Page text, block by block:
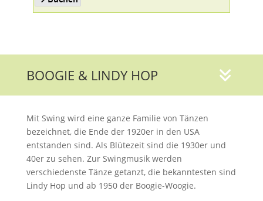
BOOGIE & LINDY HOP
Mit Swing wird eine ganze Familie von Tänzen
bezeichnet, die Ende der 1920er in den USA
entstanden sind. Als Blütezeit sind die 1930er und
40er zu sehen. Zur Swingmusik werden
verschiedenste Tänze getanzt, die bekanntesten sind
Lindy Hop und ab 1950 der Boogie-Woogie.